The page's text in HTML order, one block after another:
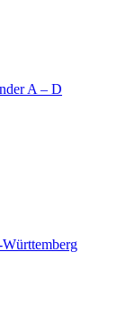
A – D